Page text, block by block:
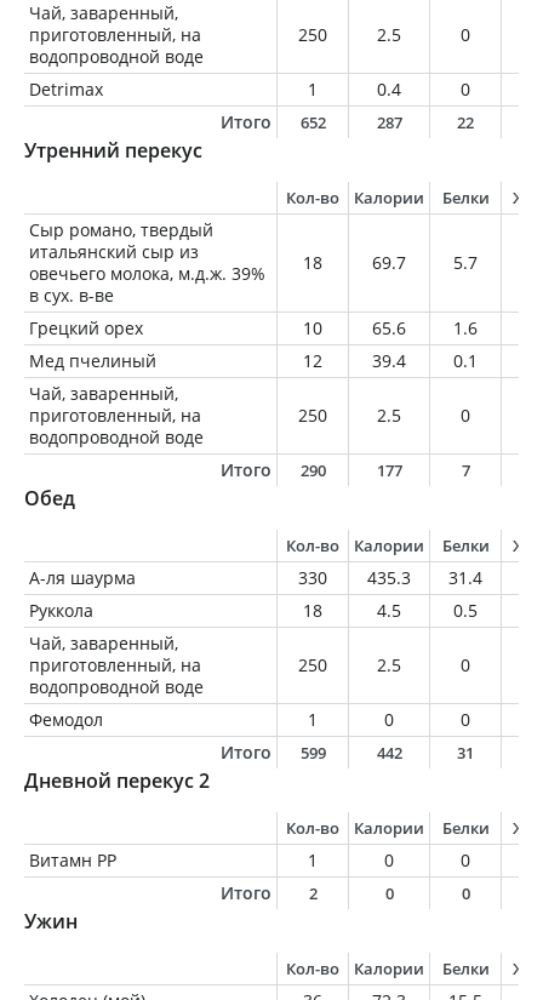
Чай, заваренный,
приготовленный, на
водопроводной воде
250 2.5 0
Detrimax 1 0.4 0
Итого
652 287 22
Утренний перекус
Кол-во Калории Белки
Сыр романо, твердый
итальянский сыр из
овечьего молока, м.д.ж. 39%
в сух. в-ве
18 69.7 5.7
Грецкий орех 10 65.6 1.6
Мед пчелиный
12 39.4 0.1
Чай, заваренный,
приготовленный, на
водопроводной воде
250 2.5 0
Итого 290 177 7
Обед
Кол-во Калории Белки
А-ля шаурма 330 435.3 31.4
Руккола
18 4.5 0.5
Чай, заваренный,
приготовленный, на
водопроводной воде
250 2.5 0
Фемодол 1 0 0
Итого
599 442 31
Дневной перекус 2
Кол-во Калории Белки
Витамн РР 1 0 0
Итого
2 0 0
Ужин
Кол-во Калории Белки